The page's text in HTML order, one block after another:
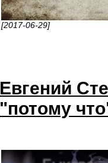
[2017-06-29]
Евгений
"потому